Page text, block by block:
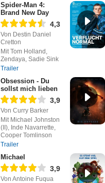
Spider-Man 4:
Brand New Day
4,3
Von Destin Daniel
Cretton
Mit Tom Holland,
Zendaya, Sadie Sink
Trailer
Obsession - Du
sollst mich lieben
3,9
Von Curry Barker
Mit Michael Johnston
(II), Inde Navarrette,
Cooper Tomlinson
Trailer
Michael
3,9
Von Antoine Fuqua